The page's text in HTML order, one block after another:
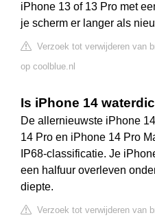
iPhone 13 of 13 Pro met
je scherm er langer als
Verzoek tot verwijderen van
op coolblue.nl
Is iPhone 14
De allernieuwste iPhone
14 Pro en iPhone 14 Pro
IP68-classificatie. Je
een halfuur overleven
diepte.
Verzoek tot verwijderen van